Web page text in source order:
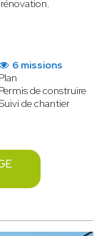
6 missions
Plan
Permis de construire
de chantier